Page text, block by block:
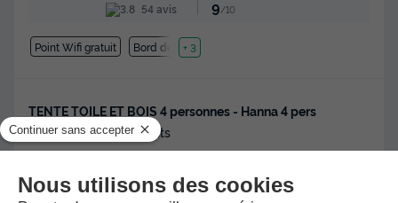
54 avis 9/10
Point Wifi gratuit Bord de mer
+ 3
TENTE TOILE ET BOIS 4 personnes - Hanna 4 pers
Meilleur prix pour 7 nuits
730 € 657 €